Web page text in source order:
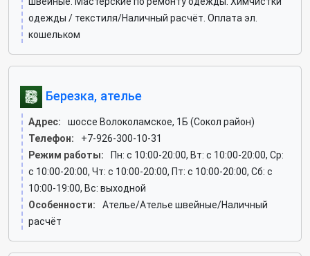
одежды / текстиля/Наличный расчёт. Оплата эл.
кошельком
Березка, ателье
Адрес:
шоссе Волоколамское, 1Б (Сокол район)
Телефон:
+7-926-300-10-31
Режим работы:
Пн: c 10:00-20:00, Вт: c 10:00-20:00, Ср:
c 10:00-20:00, Чт: c 10:00-20:00, Пт: c 10:00-20:00, Сб: c
10:00-19:00, Вс: выходной
Особенности:
Ателье/Ателье швейные/Наличный
расчёт